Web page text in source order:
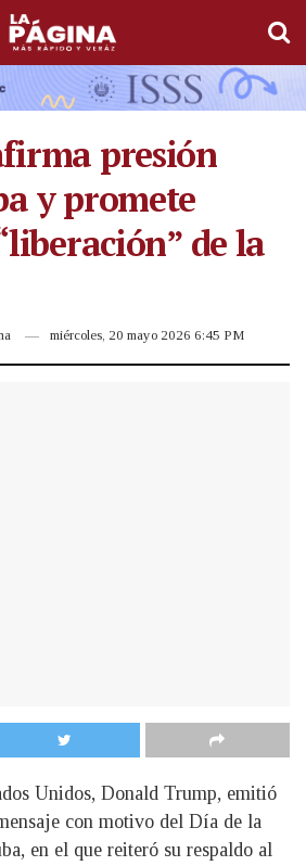
presión
y promete
de la
miércoles, 20 mayo 2026 6:45 PM
Unidos, Donald Trump, emitió
con motivo del Día de la
en el que reiteró su respaldo al